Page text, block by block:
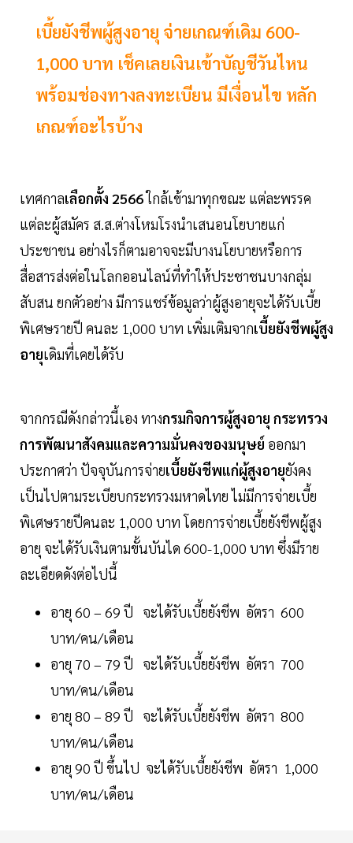
เบี้ยยังชีพผู้สูงอายุ จ่ายเกณฑ์เดิม 600-
1,000 บาท เช็คเลยเงินเข้าบัญชีวันไหน
พร้อมช่องทางลงทะเบียน มีเงื่อนไข หลัก
เกณฑ์อะไรบ้าง
เทศกาลเลือกตั้ง 2566ใกล้เข้ามาทุกขณะ แต่ละพรรค
แต่ละผู้สมัคร ส.ส.ต่างโหมโรงนำเสนอนโยบายแก่
ประชาชน อย่างไรก็ตามอาจจะมีบางนโยบายหรือการ
สื่อสารส่งต่อในโลกออนไลน์ที่ทำให้ประชาชนบางกลุ่ม
สับสน ยกตัวอย่าง มีการแชร์ข้อมูลว่าผู้สูงอายุจะได้รับเบี้ย
พิเศษรายปี คนละ 1,000 บาท เพิ่มเติมจากเบี้ยยังชีพผู้สูง
อายุเดิมที่เคยได้รับ
จากกรณีดังกล่าวนี้เอง ทางกรมกิจการผู้สูงอายุ กระทรวง
การพัฒนาสังคมและความมั่นคงของมนุษย์ ออกมา
ประกาศว่า ปัจจุบันการจ่ายเบี้ยยังชีพแก่ผู้สูงอายุยังคง
เป็นไปตามระเบียบกระทรวงมหาดไทย ไม่มีการจ่ายเบี้ย
พิเศษรายปีคนละ 1,000 บาท โดยการจ่ายเบี้ยยังชีพผู้สูง
อายุ จะได้รับเงินตามขั้นบันได 600-1,000 บาท ซึ่งมีราย
ละเอียดดังต่อไปนี้
อายุ 60 – 69 ปี จะได้รับเบี้ยยังชีพ อัตรา 600
บาท/คน/เดือน
อายุ 70 – 79 ปี จะได้รับเบี้ยยังชีพ อัตรา 700
บาท/คน/เดือน
อายุ 80 – 89 ปี จะได้รับเบี้ยยังชีพ อัตรา 800
บาท/คน/เดือน
อายุ 90 ปี ขึ้นไป จะได้รับเบี้ยยังชีพ อัตรา 1,000
บาท/คน/เดือน